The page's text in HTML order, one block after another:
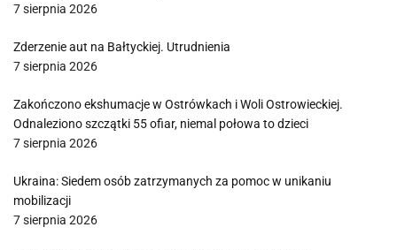
7 sierpnia 2026
Zderzenie aut na Bałtyckiej. Utrudnienia
7 sierpnia 2026
Zakończono ekshumacje w Ostrówkach i Woli Ostrowieckiej.
Odnaleziono szczątki 55 ofiar, niemal połowa to dzieci
7 sierpnia 2026
Ukraina: Siedem osób zatrzymanych za pomoc w unikaniu
mobilizacji
7 sierpnia 2026